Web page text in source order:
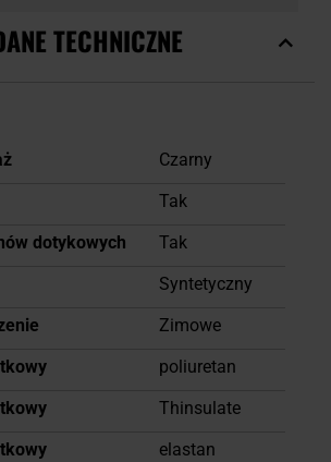
TECHNICZNE
Czarny
Tak
dotykowych
Tak
Syntetyczny
Zimowe
poliuretan
Thinsulate
elastan